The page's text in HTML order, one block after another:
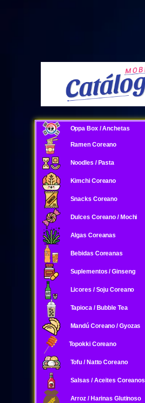
Oppa Box / Anchetas
Ramen Coreano
Noodles / Pasta
Kimchi Coreano
Snacks Coreano
Dulces Coreano / Mochi
Algas Coreanas
Bebidas Coreanas
Suplementos / Ginseng
Licores / Soju Coreano
Tapioca / Bubble Tea
Mandú Coreano / Gyozas
Topokki Coreano
Tofu / Natto Coreano
Salsas / Aceites Coreanos
Arroz / Harinas Glutinoso